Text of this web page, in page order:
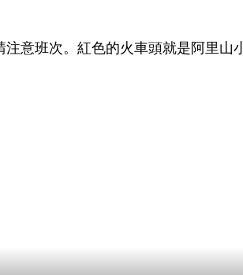
意班次。紅色的火車頭就是阿里山